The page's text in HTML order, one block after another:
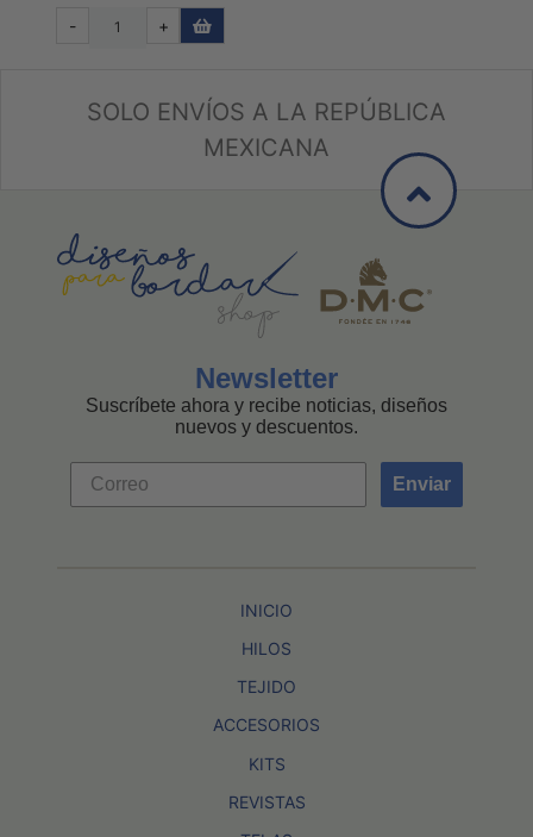
- +
SOLO ENVÍOS A LA REPÚBLICA
MEXICANA
Newsletter
Suscríbete ahora y recibe noticias, diseños
nuevos y descuentos.
Enviar
INICIO
HILOS
TEJIDO
ACCESORIOS
KITS
REVISTAS